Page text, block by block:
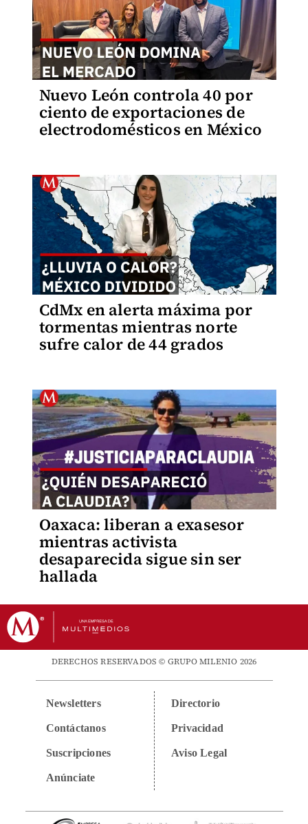
Nuevo León controla 40 por
ciento de exportaciones de
electrodomésticos en México
CdMx en alerta máxima por
tormentas mientras norte
sufre calor de 44 grados
Oaxaca: liberan a exasesor
mientras activista
desaparecida sigue sin ser
hallada
DERECHOS RESERVADOS © GRUPO MILENIO 2026
Newsletters
Contáctanos
Suscripciones
Anúnciate
Directorio
Privacidad
Aviso Legal